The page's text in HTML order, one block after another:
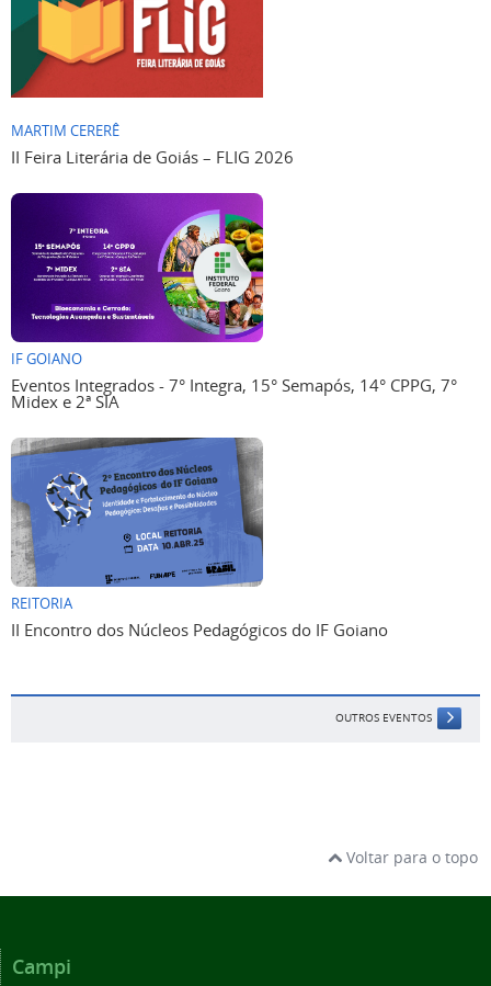
MARTIM CERERÊ
II Feira Literária de Goiás – FLIG 2026
IF GOIANO
Eventos Integrados - 7° Integra, 15° Semapós, 14° CPPG, 7°
Midex e 2ª SIA
REITORIA
II Encontro dos Núcleos Pedagógicos do IF Goiano
OUTROS EVENTOS
Voltar para o topo
Campi